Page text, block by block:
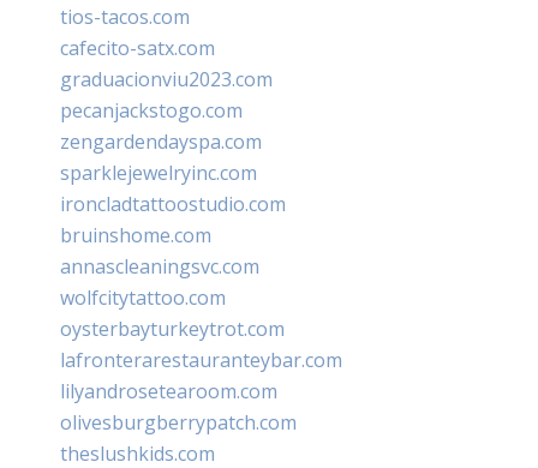
tios-tacos.com
cafecito-satx.com
graduacionviu2023.com
pecanjackstogo.com
zengardendayspa.com
sparklejewelryinc.com
ironcladtattoostudio.com
bruinshome.com
annascleaningsvc.com
wolfcitytattoo.com
oysterbayturkeytrot.com
lafronterarestauranteybar.com
lilyandrosetearoom.com
olivesburgberrypatch.com
theslushkids.com